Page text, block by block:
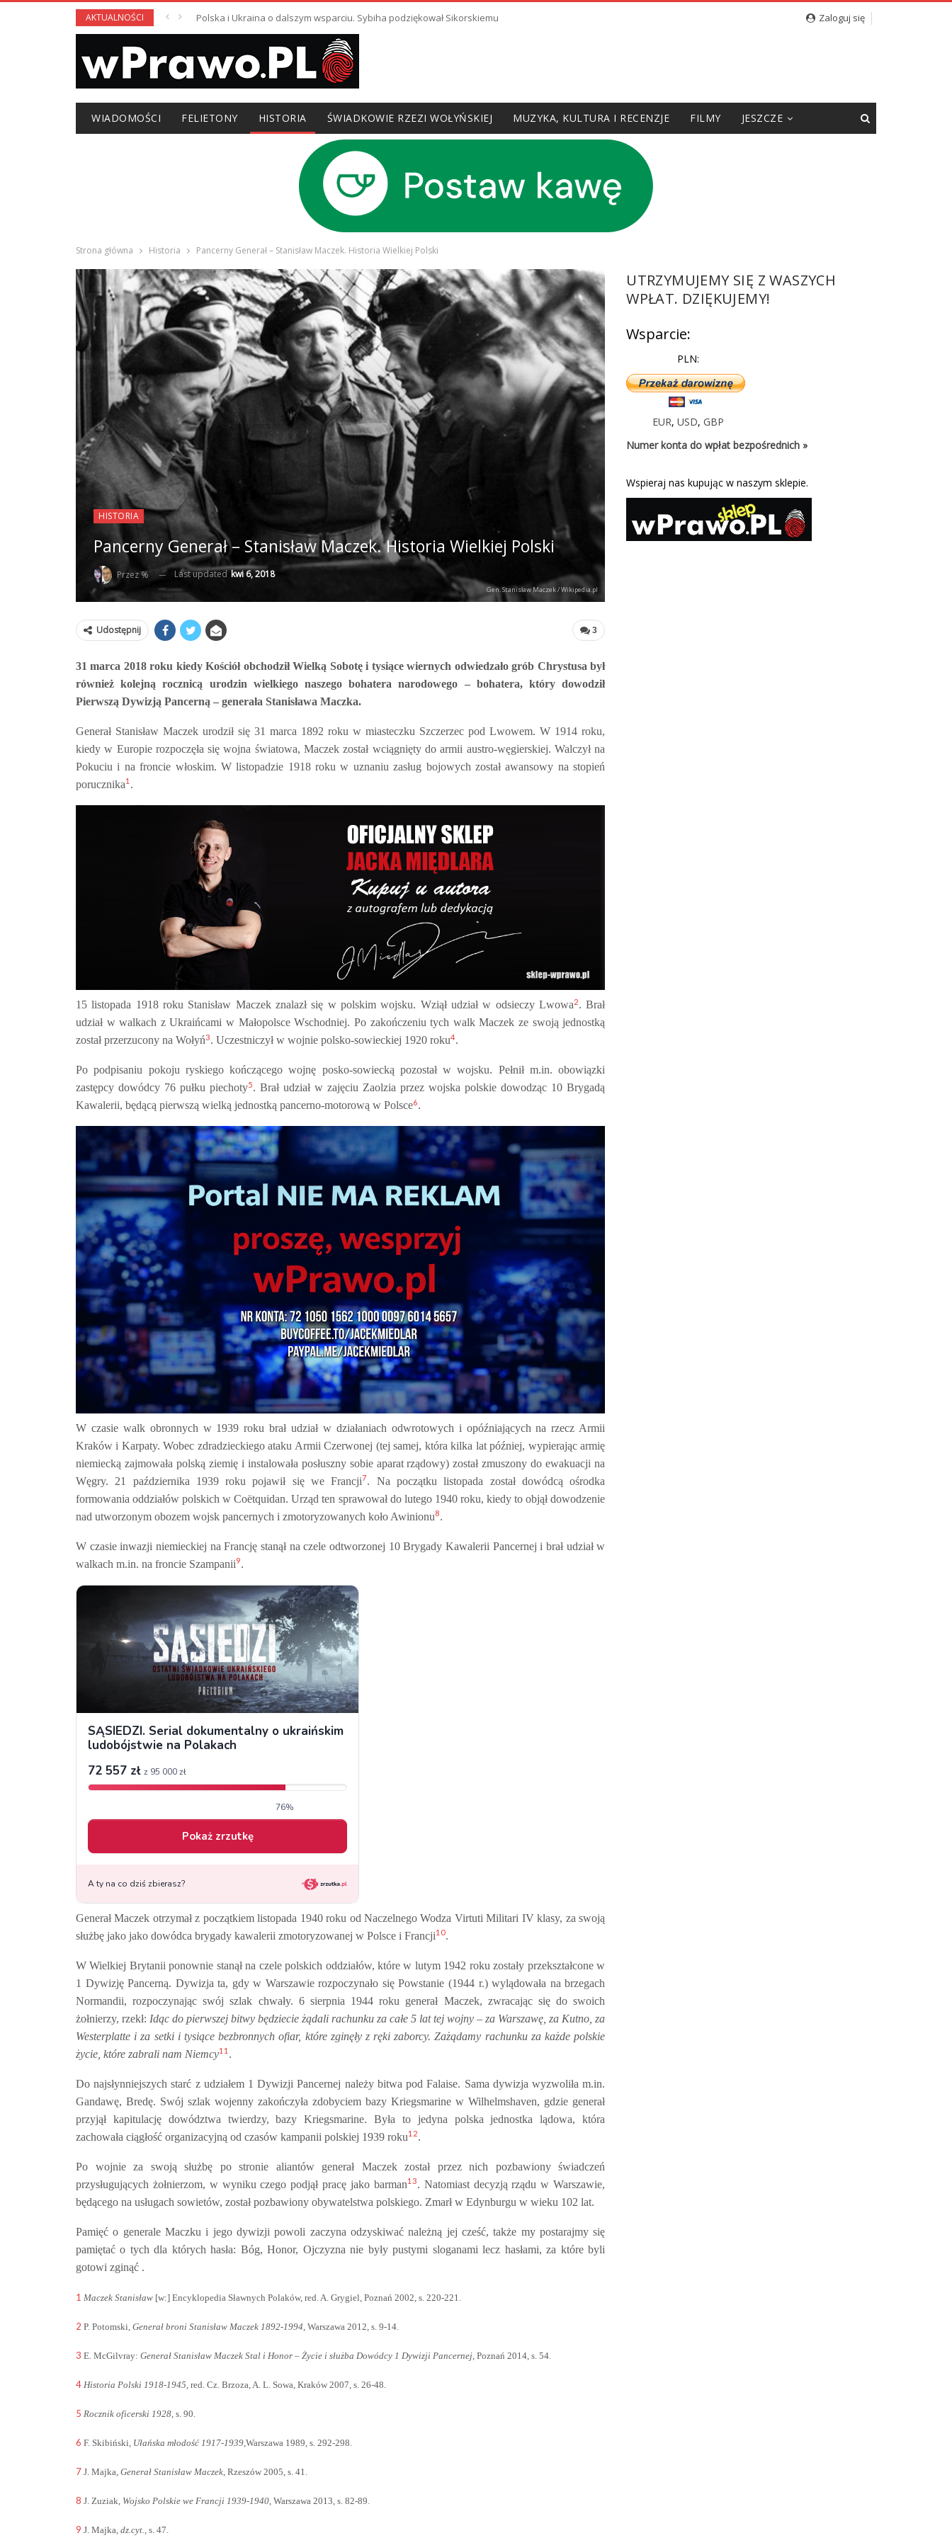
AKTUALNOŚCI Polska i Ukraina o dalszym wsparciu. Sybiha podziękował Sikorskiemu Zaloguj się
WIADOMOŚCI FELIETONY HISTORIA ŚWIADKOWIE RZEZI WOŁYŃSKIEJ MUZYKA, KULTURA I RECENZJE FILMY JESZCZE
Strona główna Historia Pancerny Generał – Stanisław Maczek. Historia Wielkiej Polski
HISTORIA
Pancerny Generał – Stanisław Maczek. Historia Wielkiej Polski
Przez % Last updatedkwi 6, 2018
Gen. Stanisław Maczek / Wikipedia.pl
3
Udostępnij
31 marca 2018 roku kiedy Kościół obchodził Wielką Sobotę i tysiące wiernych odwiedzało grób Chrystusa był
również kolejną rocznicą urodzin wielkiego naszego bohatera narodowego – bohatera, który dowodził
Pierwszą Dywizją Pancerną – generała Stanisława Maczka.
Generał Stanisław Maczek urodził się 31 marca 1892 roku w miasteczku Szczerzec pod Lwowem. W 1914 roku,
kiedy w Europie rozpoczęła się wojna światowa, Maczek został wciągnięty do armii austro-węgierskiej. Walczył na
Pokuciu i na froncie włoskim. W listopadzie 1918 roku w uznaniu zasług bojowych został awansowy na stopień
porucznika1 .
15 listopada 1918 roku Stanisław Maczek znalazł się w polskim wojsku. Wziął udział w odsieczy Lwowa2. Brał
udział w walkach z Ukraińcami w Małopolsce Wschodniej. Po zakończeniu tych walk Maczek ze swoją jednostką
został przerzucony na Wołyń3. Uczestniczył w wojnie polsko-sowieckiej 1920 roku4.
Po podpisaniu pokoju ryskiego kończącego wojnę posko-sowiecką pozostał w wojsku. Pełnił m.in. obowiązki
zastępcy dowódcy 76 pułku piechoty5. Brał udział w zajęciu Zaolzia przez wojska polskie dowodząc 10 Brygadą
Kawalerii, będącą pierwszą wielką jednostką pancerno-motorową w Polsce6.
W czasie walk obronnych w 1939 roku brał udział w działaniach odwrotowych i opóźniających na rzecz Armii
Kraków i Karpaty. Wobec zdradzieckiego ataku Armii Czerwonej (tej samej, która kilka lat później, wypierając armię
niemiecką zajmowała polską ziemię i instalowała posłuszny sobie aparat rządowy) został zmuszony do ewakuacji na
Węgry. 21 października 1939 roku pojawił się we Francji7. Na początku listopada został dowódcą ośrodka
formowania oddziałów polskich w Coëtquidan. Urząd ten sprawował do lutego 1940 roku, kiedy to objął dowodzenie
nad utworzonym obozem wojsk pancernych i zmotoryzowanych koło Awinionu8.
W czasie inwazji niemieckiej na Francję stanął na czele odtworzonej 10 Brygady Kawalerii Pancernej i brał udział w
walkach m.in. na froncie Szampanii9.
Generał Maczek otrzymał z początkiem listopada 1940 roku od Naczelnego Wodza Virtuti Militari IV klasy, za swoją
służbę jako jako dowódca brygady kawalerii zmotoryzowanej w Polsce i Francji10.
W Wielkiej Brytanii ponownie stanął na czele polskich oddziałów, które w lutym 1942 roku zostały przekształcone w
1 Dywizję Pancerną. Dywizja ta, gdy w Warszawie rozpoczynało się Powstanie (1944 r.) wylądowała na brzegach
Normandii, rozpoczynając swój szlak chwały. 6 sierpnia 1944 roku generał Maczek, zwracając się do swoich
żołnierzy, rzekł: Idąc do pierwszej bitwy będziecie żądali rachunku za całe 5 lat tej wojny – za Warszawę, za Kutno, za
Westerplatte i za setki i tysiące bezbronnych ofiar, które zginęły z ręki zaborcy. Zażądamy rachunku za każde polskie
życie, które zabrali nam Niemcy11 .
Do najsłynniejszych starć z udziałem 1 Dywizji Pancernej należy bitwa pod Falaise. Sama dywizja wyzwoliła m.in.
Gandawę, Bredę. Swój szlak wojenny zakończyła zdobyciem bazy Kriegsmarine w Wilhelmshaven, gdzie generał
przyjął kapitulację dowództwa twierdzy, bazy Kriegsmarine. Była to jedyna polska jednostka lądowa, która
zachowała ciągłość organizacyjną od czasów kampanii polskiej 1939 roku12.
Po wojnie za swoją służbę po stronie aliantów generał Maczek został przez nich pozbawiony świadczeń
przysługujących żołnierzom, w wyniku czego podjął pracę jako barman13. Natomiast decyzją rządu w Warszawie,
będącego na usługach sowietów, został pozbawiony obywatelstwa polskiego. Zmarł w Edynburgu w wieku 102 lat.
Pamięć o generale Maczku i jego dywizji powoli zaczyna odzyskiwać należną jej cześć, także my postarajmy się
pamiętać o tych dla których hasła: Bóg, Honor, Ojczyzna nie były pustymi sloganami lecz hasłami, za które byli
gotowi zginąć .
1 Maczek Stanisław [w:] Encyklopedia Sławnych Polaków, red. A. Grygiel, Poznań 2002, s. 220-221.
2 P. Potomski, Generał broni Stanisław Maczek 1892-1994 , Warszawa 2012, s. 9-14.
3 E. McGilvray: Generał Stanisław Maczek Stal i Honor – Życie i służba Dowódcy 1 Dywizji Pancernej , Poznań 2014, s. 54.
4 Historia Polski 1918-1945 , red. Cz. Brzoza, A. L. Sowa, Kraków 2007, s. 26-48.
5 Rocznik oficerski 1928 , s. 90.
6 F. Skibiński, Ułańska młodość 1917-1939 ,Warszawa 1989, s. 292-298.
7 J. Majka, Generał Stanisław Maczek , Rzeszów 2005, s. 41.
8 J. Zuziak, Wojsko Polskie we Francji 1939-1940 , Warszawa 2013, s. 82-89.
9 J. Majka, dz.cyt., s. 47.
UTRZYMUJEMY SIĘ Z WASZYCH
WPŁAT. DZIĘKUJEMY!
Wsparcie:
PLN:
EUR,USD,GBP
Numer konta do wpłat bezpośrednich »
Wspieraj nas kupując w naszym sklepie.